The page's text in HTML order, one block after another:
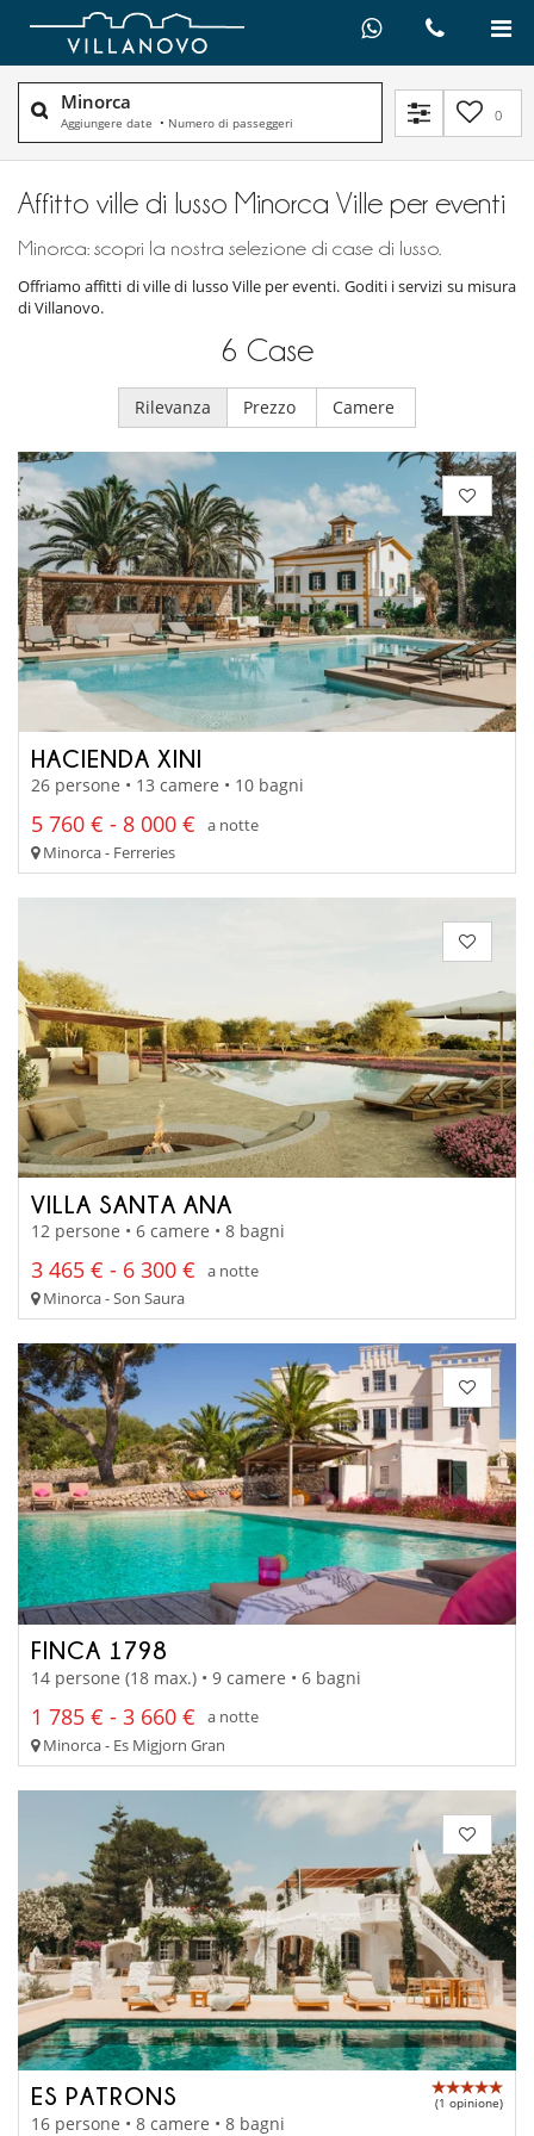
Minorca
Aggiungere date • Numero di passeggeri 0
Affitto ville di lusso Minorca Ville per eventi
Minorca: scopri la nostra selezione di case di lusso.
Offriamo affitti di ville di lusso Ville per eventi. Goditi i servizi su misura
di Villanovo.
6 Case
Rilevanza Prezzo Camere
HACIENDA XINI
26 persone • 13 camere • 10 bagni
5 760 € - 8 000 €
a notte
Minorca - Ferreries
VILLA SANTA ANA
12 persone • 6 camere • 8 bagni
3 465 € - 6 300 €
a notte
Minorca - Son Saura
FINCA 1798
14 persone (18 max.) • 9 camere • 6 bagni
1 785 € - 3 660 €
a notte
Minorca - Es Migjorn Gran
ES PATRONS (1 opinione)
16 persone • 8 camere • 8 bagni